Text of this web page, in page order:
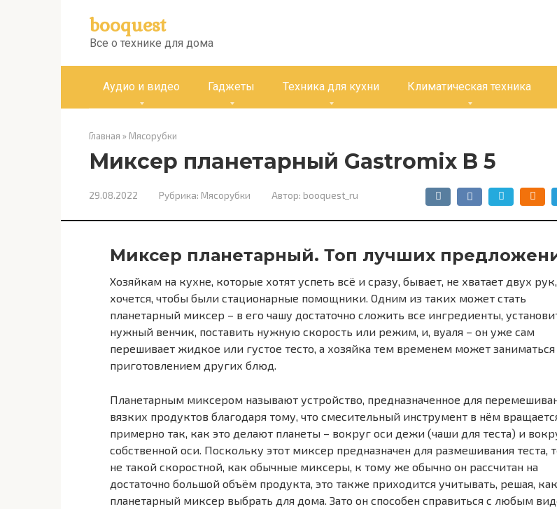
booquest
Все о технике для дома
Аудио и видео Гаджеты Техника для кухни Климатическая техника
Главная » Мясорубки
Миксер планетарный Gastromix B 5
29.08.2022 Рубрика: Мясорубки Автор: booquest_ru
Миксер планетарный. Топ лучших
Хозяйкам на кухне, которые хотят успеть всё и сразу, бывает, не хватает двух
хочется, чтобы были стационарные помощники. Одним из таких может стать
планетарный миксер – в его чашу достаточно сложить все ингредиенты,
нужный венчик, поставить нужную скорость или режим, и, вуаля – он уже сам
перешивает жидкое или густое тесто, а хозяйка тем временем может заниматься
приготовлением других блюд.
Планетарным миксером называют устройство, предназначенное для
вязких продуктов благодаря тому, что смесительный инструмент в нём
примерно так, как это делают планеты – вокруг оси дежи (чаши для теста) и
собственной оси. Поскольку этот миксер предназначен для размешивания теста,
не такой скоростной, как обычные миксеры, к тому же обычно он рассчитан на
достаточно большой объём продукта, это также приходится учитывать, решая,
планетарный миксер выбрать для дома. Зато он способен справиться с любым